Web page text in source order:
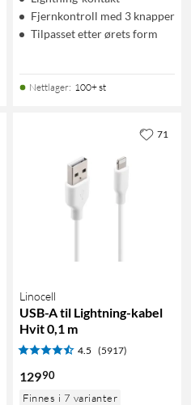
Fjernkontroll med 3 knapper
Tilpasset etter ørets form
Nettlager: 100+ st
Linocell
USB-A til Lightning-kabel
Hvit 0,1 m
4.5 (5917)
12990
Finnes i 7 varianter
71